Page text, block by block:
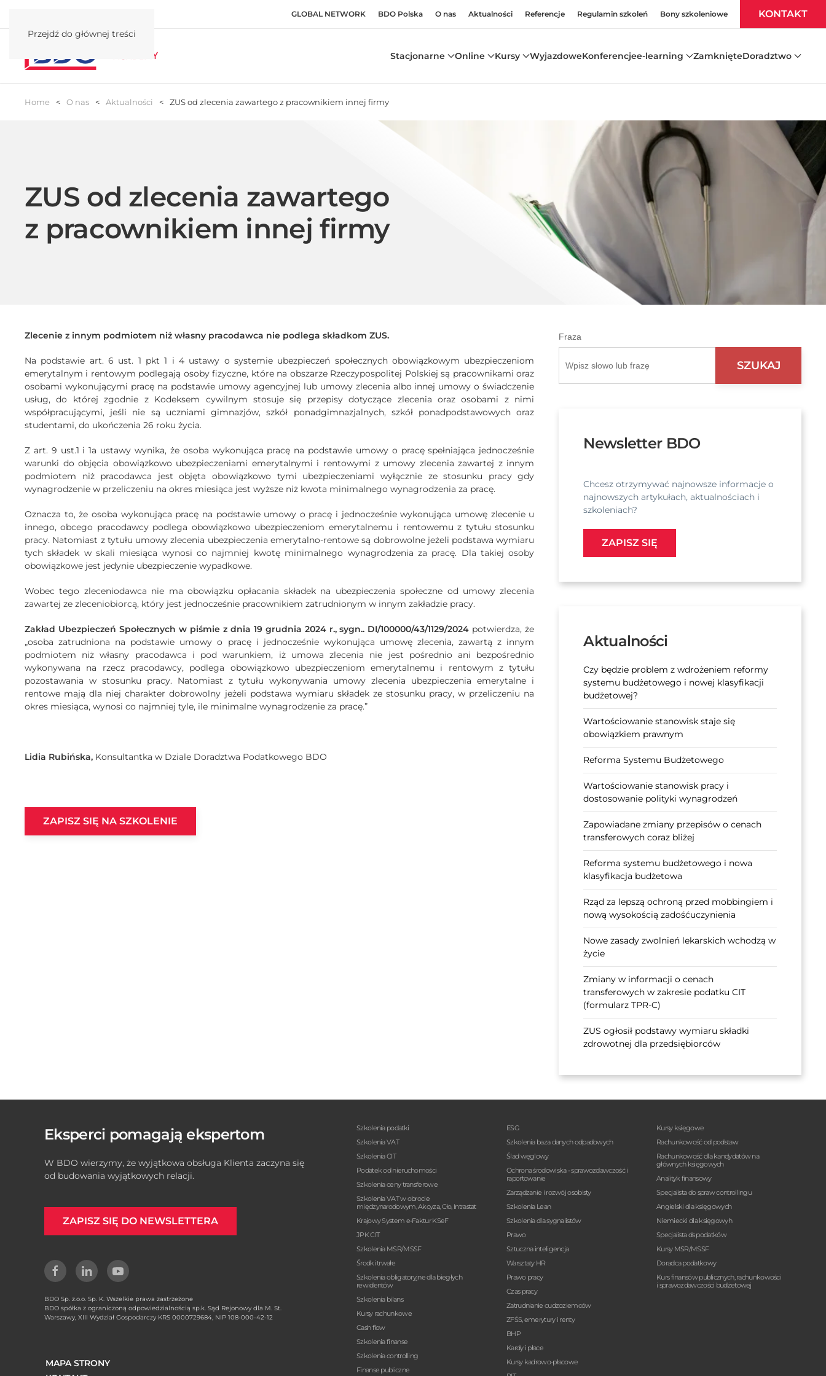
Przejdź do głównej treści
GLOBAL NETWORK BDO Polska O nas Aktualności Referencje Regulamin szkoleń Bony szkoleniowe KONTAKT
Stacjonarne Online Kursy WyjazdoweKonferencjee-learning ZamknięteDoradztwo
Home O nas Aktualności ZUS od zlecenia zawartego z pracownikiem innej firmy
ZUS od zlecenia zawartego
z pracownikiem innej firmy
Zlecenie z innym podmiotem niż własny pracodawca nie podlega składkom ZUS.
Na podstawie art. 6 ust. 1 pkt 1 i 4 ustawy o systemie ubezpieczeń społecznych obowiązkowym ubezpieczeniom
emerytalnym i rentowym podlegają osoby fizyczne, które na obszarze Rzeczypospolitej Polskiej są pracownikami oraz
osobami wykonującymi pracę na podstawie umowy agencyjnej lub umowy zlecenia albo innej umowy o świadczenie
usług, do której zgodnie z Kodeksem cywilnym stosuje się przepisy dotyczące zlecenia oraz osobami z nimi
współpracującymi, jeśli nie są uczniami gimnazjów, szkół ponadgimnazjalnych, szkół ponadpodstawowych oraz
studentami, do ukończenia 26 roku życia.
Z art. 9 ust.1 i 1a ustawy wynika, że osoba wykonująca pracę na podstawie umowy o pracę spełniająca jednocześnie
warunki do objęcia obowiązkowo ubezpieczeniami emerytalnymi i rentowymi z umowy zlecenia zawartej z innym
podmiotem niż pracodawca jest objęta obowiązkowo tymi ubezpieczeniami wyłącznie ze stosunku pracy gdy
wynagrodzenie w przeliczeniu na okres miesiąca jest wyższe niż kwota minimalnego wynagrodzenia za pracę.
Oznacza to, że osoba wykonująca pracę na podstawie umowy o pracę i jednocześnie wykonująca umowę zlecenie u
innego, obcego pracodawcy podlega obowiązkowo ubezpieczeniom emerytalnemu i rentowemu z tytułu stosunku
pracy. Natomiast z tytułu umowy zlecenia ubezpieczenia emerytalno-rentowe są dobrowolne jeżeli podstawa wymiaru
tych składek w skali miesiąca wynosi co najmniej kwotę minimalnego wynagrodzenia za pracę. Dla takiej osoby
obowiązkowe jest jedynie ubezpieczenie wypadkowe.
Wobec tego zleceniodawca nie ma obowiązku opłacania składek na ubezpieczenia społeczne od umowy zlecenia
zawartej ze zleceniobiorcą, który jest jednocześnie pracownikiem zatrudnionym w innym zakładzie pracy.
Zakład Ubezpieczeń Społecznych w piśmie z dnia 19 grudnia 2024 r., sygn.. DI/100000/43/1129/2024 potwierdza, że
„osoba zatrudniona na podstawie umowy o pracę i jednocześnie wykonująca umowę zlecenia, zawartą z innym
podmiotem niż własny pracodawca i pod warunkiem, iż umowa zlecenia nie jest pośrednio ani bezpośrednio
wykonywana na rzecz pracodawcy, podlega obowiązkowo ubezpieczeniom emerytalnemu i rentowym z tytułu
pozostawania w stosunku pracy. Natomiast z tytułu wykonywania umowy zlecenia ubezpieczenia emerytalne i
rentowe mają dla niej charakter dobrowolny jeżeli podstawa wymiaru składek ze stosunku pracy, w przeliczeniu na
okres miesiąca, wynosi co najmniej tyle, ile minimalne wynagrodzenie za pracę.”
Lidia Rubińska, Konsultantka w Dziale Doradztwa Podatkowego BDO
ZAPISZ SIĘ NA SZKOLENIE
Fraza
Newsletter BDO
Chcesz otrzymywać najnowsze informacje o
najnowszych artykułach, aktualnościach i
szkoleniach?
ZAPISZ SIĘ
Aktualności
Czy będzie problem z wdrożeniem reformy
systemu budżetowego i nowej klasyfikacji
budżetowej?
Wartościowanie stanowisk staje się
obowiązkiem prawnym
Reforma Systemu Budżetowego
Wartościowanie stanowisk pracy i
dostosowanie polityki wynagrodzeń
Zapowiadane zmiany przepisów o cenach
transferowych coraz bliżej
Reforma systemu budżetowego i nowa
klasyfikacja budżetowa
Rząd za lepszą ochroną przed mobbingiem i
nową wysokością zadośćuczynienia
Nowe zasady zwolnień lekarskich wchodzą w
życie
Zmiany w informacji o cenach
transferowych w zakresie podatku CIT
(formularz TPR-C)
ZUS ogłosił podstawy wymiaru składki
zdrowotnej dla przedsiębiorców
Eksperci pomagają ekspertom
W BDO wierzymy, że wyjątkowa obsługa Klienta zaczyna się
od budowania wyjątkowych relacji.
ZAPISZ SIĘ DO NEWSLETTERA
BDO Sp. z.o.o. Sp. K. Wszelkie prawa zastrzeżone
BDO spółka z ograniczoną odpowiedzialnością sp.k. Sąd Rejonowy dla M. St.
Warszawy, XIII Wydział Gospodarczy KRS 0000729684, NIP 108-000-42-12
MAPA STRONY
Szkolenia podatki
Szkolenia VAT
Szkolenia CIT
Podatek od nieruchomości
Szkolenia ceny transferowe
Szkolenia VAT w obrocie
międzynarodowym, Akcyza, Cło, Intrastat
Krajowy System e-Faktur KSeF
JPK CIT
Szkolenia MSR/MSSF
Środki trwałe
Szkolenia obligatoryjne dla biegłych
rewidentów
Szkolenia bilans
Kursy rachunkowe
Cash flow
Szkolenia finanse
Szkolenia controlling
Finanse publiczne
ESG
Szkolenia baza danych odpadowych
Ślad węglowy
Ochrona środowiska - sprawozdawczość i
raportowanie
Zarządzanie i rozwój osobisty
Szkolenia Lean
Szkolenia dla sygnalistów
Prawo
Sztuczna inteligencja
Warsztaty HR
Prawo pracy
Czas pracy
Zatrudnianie cudzoziemców
ZFŚS, emerytury i renty
BHP
Kardy i płace
Kursy kadrowo-płacowe
Kursy księgowe
Rachunkowość od podstaw
Rachunkowość dla kandydatów na
głównych księgowych
Analityk finansowy
Specjalista do spraw controllingu
Angielski dla księgowych
Niemiecki dla księgowyh
Specjalista ds podatków
Kursy MSR/MSSF
Doradca podatkowy
Kurs finansów publicznych, rachunkowości
i sprawozdawczości budżetowej